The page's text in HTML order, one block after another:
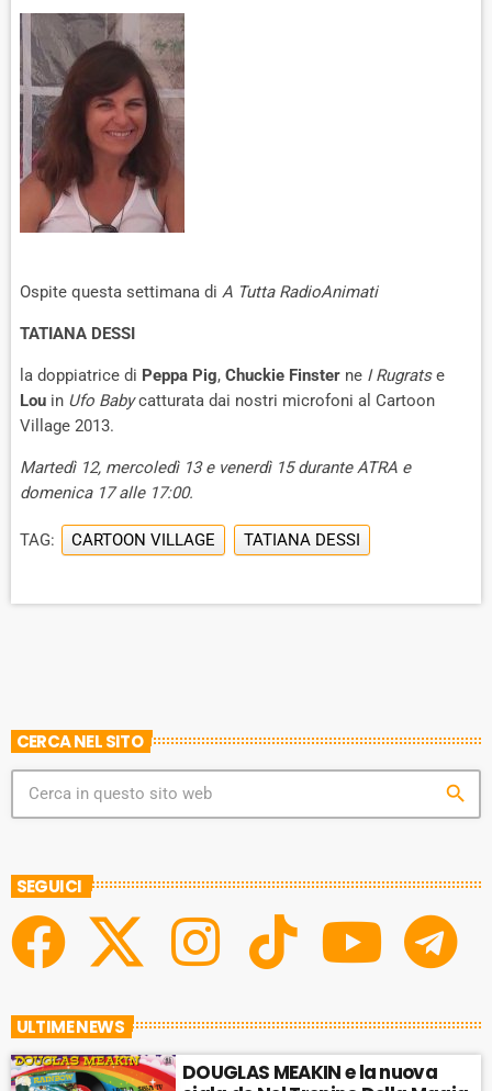
Ospite questa settimana di A Tutta RadioAnimati
TATIANA DESSI
la doppiatrice di Peppa Pig, Chuckie Finster ne I Rugratse
Lou in Ufo Babycatturata dai nostri microfoni al Cartoon
Village 2013.
Martedì 12, mercoledì 13 e venerdì 15 durante ATRA e
domenica 17 alle 17:00.
TAG: CARTOON VILLAGE TATIANA DESSI
CERCA NEL SITO
search
SEGUICI
ULTIME NEWS
DOUGLAS MEAKIN e la nuova